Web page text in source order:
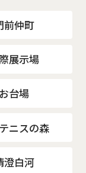
前仲町
展示場
お台場
ニスの森
澄白河